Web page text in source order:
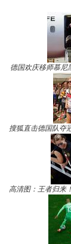
德国欢庆移师慕尼
搜狐直击德国队夺
高清图：王者归来